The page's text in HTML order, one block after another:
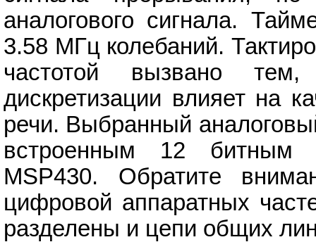
аналогового сигнала.
3.58 МГц колебаний.
частотой вызвано тем,
дискретизации влияет на
речи. Выбранный
встроенным 12 битным
MSP430. Обратите
цифровой аппаратных
разделены и цепи общих